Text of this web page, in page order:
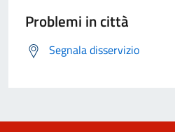
Problemi in città
Segnala disservizio